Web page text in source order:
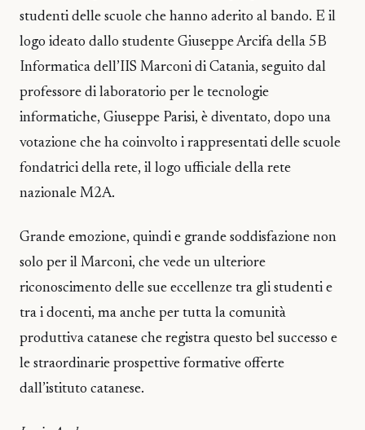
studenti delle scuole che hanno aderito al bando. E il
logo ideato dallo studente Giuseppe Arcifa della 5B
Informatica dell’IIS Marconi di Catania, seguito dal
professore di laboratorio per le tecnologie
informatiche, Giuseppe Parisi, è diventato, dopo una
votazione che ha coinvolto i rappresentati delle scuole
fondatrici della rete, il logo ufficiale della rete
nazionale M2A.
Grande emozione, quindi e grande soddisfazione non
solo per il Marconi, che vede un ulteriore
riconoscimento delle sue eccellenze tra gli studenti e
tra i docenti, ma anche per tutta la comunità
produttiva catanese che registra questo bel successo e
le straordinarie prospettive formative offerte
dall’istituto catanese.